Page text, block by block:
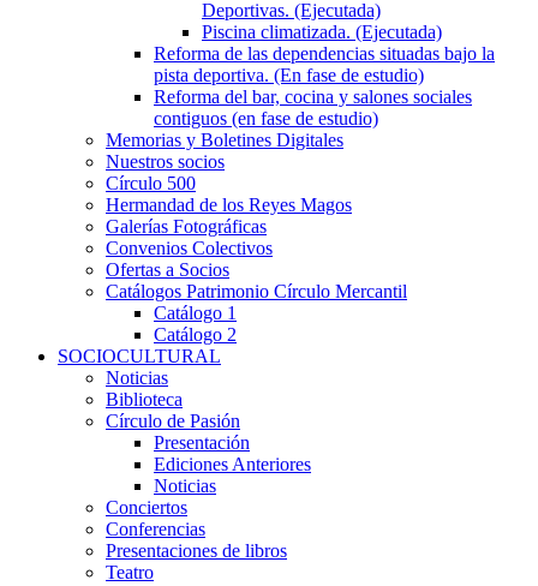
Deportivas. (Ejecutada)
Piscina climatizada. (Ejecutada)
Reforma de las dependencias situadas bajo la
pista deportiva. (En fase de estudio)
Reforma del bar, cocina y salones sociales
contiguos (en fase de estudio)
Memorias y Boletines Digitales
Nuestros socios
Círculo 500
Hermandad de los Reyes Magos
Galerías Fotográficas
Convenios Colectivos
Ofertas a Socios
Catálogos Patrimonio Círculo Mercantil
Catálogo 1
Catálogo 2
SOCIOCULTURAL
Noticias
Biblioteca
Círculo de Pasión
Presentación
Ediciones Anteriores
Noticias
Conciertos
Conferencias
Presentaciones de libros
Teatro